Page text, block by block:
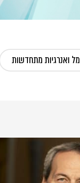
ואנרגיות מתחדשות